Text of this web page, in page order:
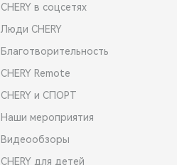
CHERY в соцсетях
Люди CHERY
Благотворительность
CHERY Remote
CHERY и СПОРТ
Наши мероприятия
Видеообзоры
CHERY для детей